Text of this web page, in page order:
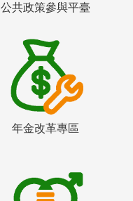
公共政策參與平臺
年金改革專區